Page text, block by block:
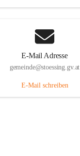
E-Mail Adresse
gemeinde@stoessing.gv.at
E-Mail schreiben